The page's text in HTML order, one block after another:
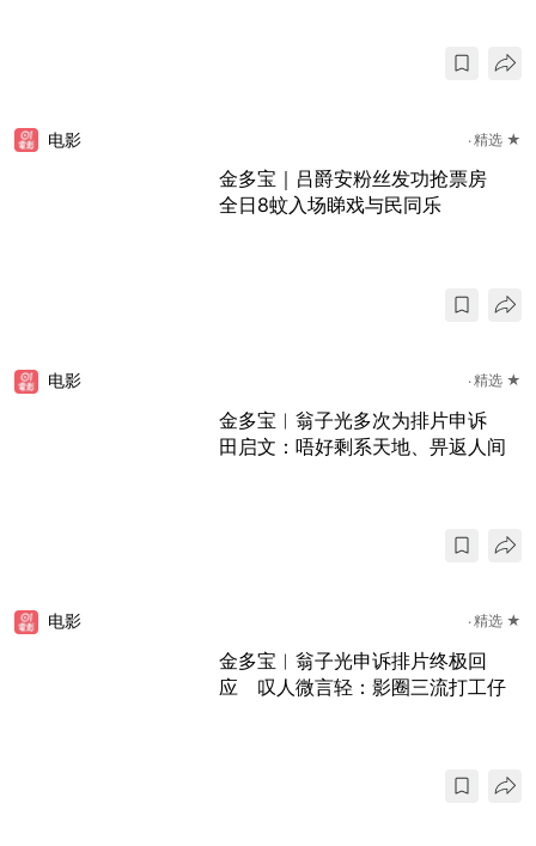
电影 精选 ★
金多宝｜吕爵安粉丝发功抢票房
全日8蚊入场睇戏与民同乐
电影 精选 ★
金多宝︱翁子光多次为排片申诉
田启文：唔好剩系天地、畀返人间
电影 精选 ★
金多宝︱翁子光申诉排片终极回
应 叹人微言轻：影圈三流打工仔